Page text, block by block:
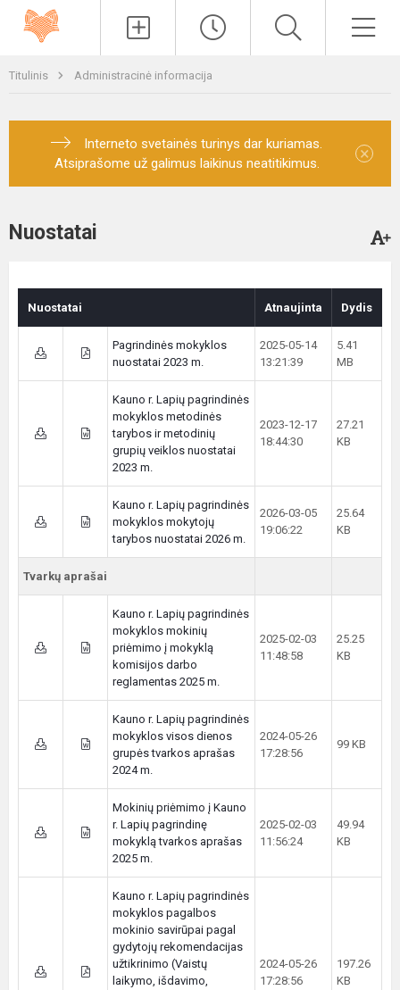
Titulinis Administracinė informacija
Interneto svetainės turinys dar kuriamas.
Atsiprašome už galimus laikinus neatitikimus.
×
Nuostatai
Nuostatai Atnaujinta Dydis
Pagrindinės mokyklos
nuostatai 2023 m.
2025-05-14
13:21:39
5.41
MB
Kauno r. Lapių pagrindinės
mokyklos metodinės
tarybos ir metodinių
grupių veiklos nuostatai
2023 m.
2023-12-17
18:44:30
27.21
KB
Kauno r. Lapių pagrindinės
mokyklos mokytojų
tarybos nuostatai 2026 m.
2026-03-05
19:06:22
25.64
KB
Tvarkų aprašai
Kauno r. Lapių pagrindinės
mokyklos mokinių
priėmimo į mokyklą
komisijos darbo
reglamentas 2025 m.
2025-02-03
11:48:58
25.25
KB
Kauno r. Lapių pagrindinės
mokyklos visos dienos
grupės tvarkos aprašas
2024 m.
2024-05-26
17:28:56
99 KB
Mokinių priėmimo į Kauno
r. Lapių pagrindinę
mokyklą tvarkos aprašas
2025 m.
2025-02-03
11:56:24
49.94
KB
Kauno r. Lapių pagrindinės
mokyklos pagalbos
mokinio savirūpai pagal
gydytojų rekomendacijas
užtikrinimo (Vaistų
laikymo, išdavimo,
2024-05-26
17:28:56
197.26
KB